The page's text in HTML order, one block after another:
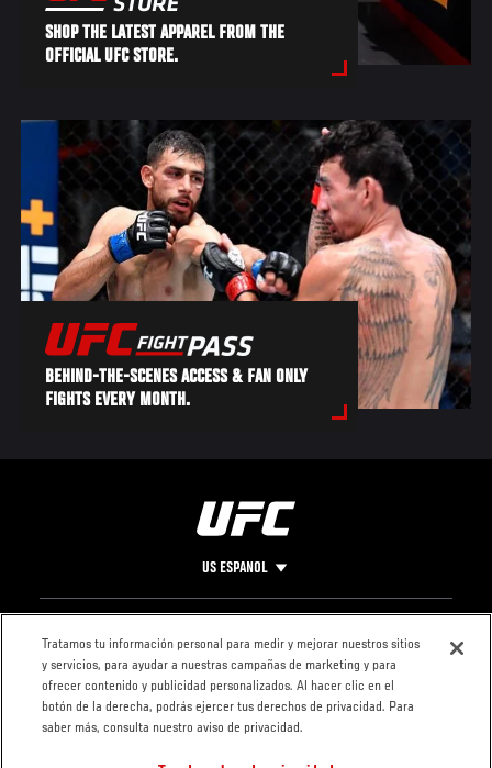
SHOP THE LATEST APPAREL FROM THE
OFFICIAL UFC STORE.
BEHIND-THE-SCENES ACCESS & FAN ONLY
FIGHTS EVERY MONTH.
US ESPANOL
Pie
de
Página
CONTACTO
LEGAL
Condiciones
Política de
privacidad
Tratamos tu información personal para medir y mejorar nuestros sitios
y servicios, para ayudar a nuestras campañas de marketing y para
ofrecer contenido y publicidad personalizados. Al hacer clic en el
botón de la derecha, podrás ejercer tus derechos de privacidad. Para
saber más, consulta nuestro aviso de privacidad.